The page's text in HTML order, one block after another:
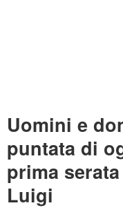
Uomini e
puntata di
prima
Luigi